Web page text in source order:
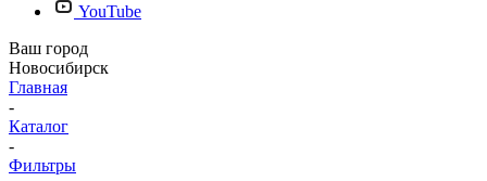
YouTube
Ваш город
Новосибирск
Главная
-
Каталог
-
Фильтры